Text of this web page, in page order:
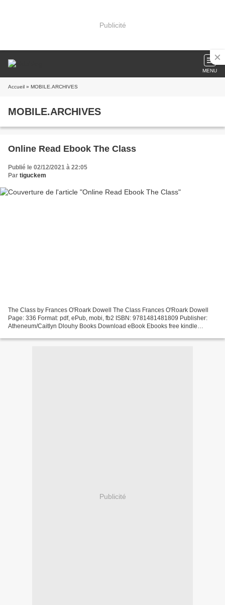
Publicité
MENU
Accueil » MOBILE.ARCHIVES
MOBILE.ARCHIVES
Online Read Ebook The Class
Publié le 02/12/2021 à 22:05
Par tiguckem
The Class by Frances O'Roark Dowell The Class Frances O'Roark Dowell
Page: 336 Format: pdf, ePub, mobi, fb2 ISBN: 9781481481809 Publisher:
Atheneum/Caitlyn Dlouhy Books Download eBook Ebooks free kindle
Publicité